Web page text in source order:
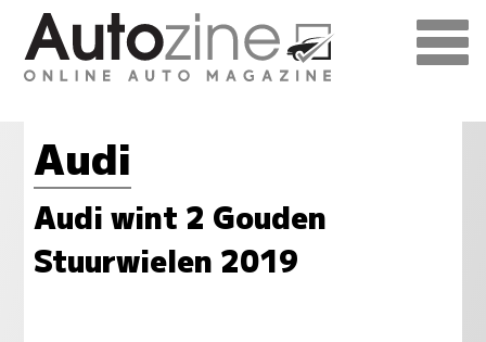
Audi
Audi wint 2 Gouden
Stuurwielen 2019